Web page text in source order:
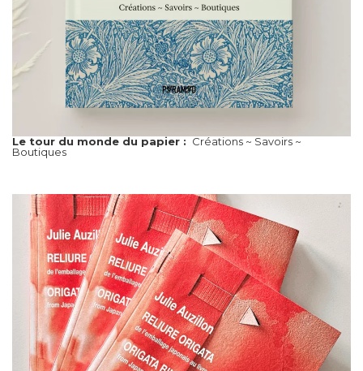
Le tour du monde du papier : Créations ~ Savoirs ~
Boutiques